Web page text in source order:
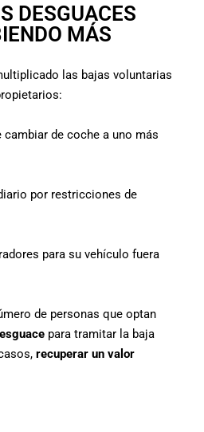
DESGUACES
MÁS
las bajas voluntarias
de coche a uno más
por restricciones de
para su vehículo fuera
de personas que optan
para tramitar la baja
recuperar un valor